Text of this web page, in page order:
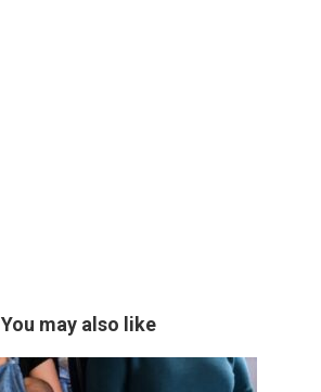
You may also like